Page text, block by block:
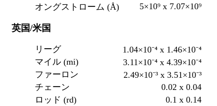
オングストローム (Å)
5×10⁹ x 7.07×10⁹
英国/米国
リーグ
1.04×10⁻⁴ x 1.46×10⁻⁴
マイル (mi)
3.11×10⁻⁴ x 4.39×10⁻⁴
ファーロン
2.49×10⁻³ x 3.51×10⁻³
チェーン
0.02 x 0.04
ロッド (rd)
0.1 x 0.14